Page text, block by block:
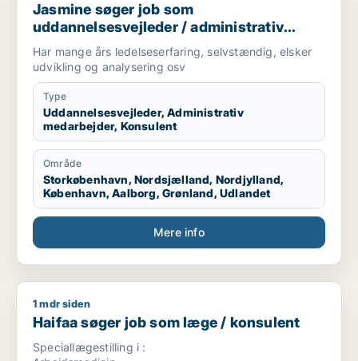
Jasmine søger job som
uddannelsesvejleder / administrativ
medarbejder / konsulent
Har mange års ledelseserfaring, selvstændig, elsker
udvikling og analysering osv
Type
Uddannelsesvejleder, Administrativ
medarbejder, Konsulent
Område
Storkøbenhavn, Nordsjælland, Nordjylland,
København, Aalborg, Grønland, Udlandet
Mere info
Haifaa søger job som læge / konsulent
1 mdr siden
Haifaa søger job som læge / konsulent
Speciallægestilling i :